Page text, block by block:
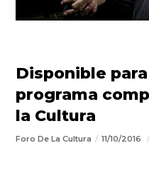
Disponible
programa
la Cultura
Foro De La Cultura 11/10/2016